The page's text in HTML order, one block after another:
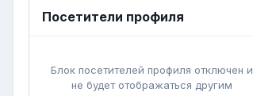
Посетители профиля
Блок посетителей профиля отключен и
не будет отображаться другим